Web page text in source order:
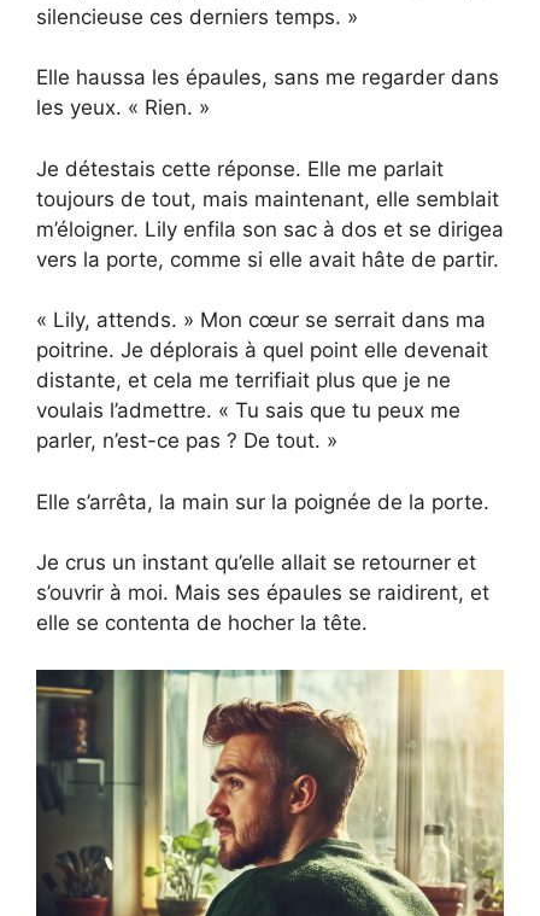
silencieuse ces derniers temps. »
Elle haussa les épaules, sans me regarder dans
les yeux. « Rien. »
Je détestais cette réponse. Elle me parlait
toujours de tout, mais maintenant, elle semblait
m’éloigner. Lily enfila son sac à dos et se dirigea
vers la porte, comme si elle avait hâte de partir.
« Lily, attends. » Mon cœur se serrait dans ma
poitrine. Je déplorais à quel point elle devenait
distante, et cela me terrifiait plus que je ne
voulais l’admettre. « Tu sais que tu peux me
parler, n’est-ce pas ? De tout. »
Elle s’arrêta, la main sur la poignée de la porte.
Je crus un instant qu’elle allait se retourner et
s’ouvrir à moi. Mais ses épaules se raidirent, et
elle se contenta de hocher la tête.